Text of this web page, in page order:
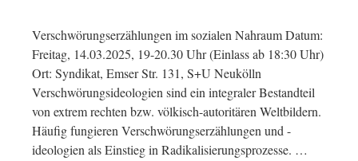
Verschwörungserzählungen im sozialen Nahraum Datum:
Freitag, 14.03.2025, 19-20.30 Uhr (Einlass ab 18:30 Uhr)
Ort: Syndikat, Emser Str. 131, S+U Neukölln
Verschwörungsideologien sind ein integraler Bestandteil
von extrem rechten bzw. völkisch-autoritären Weltbildern.
Häufig fungieren Verschwörungserzählungen und -
ideologien als Einstieg in Radikalisierungsprozesse. …